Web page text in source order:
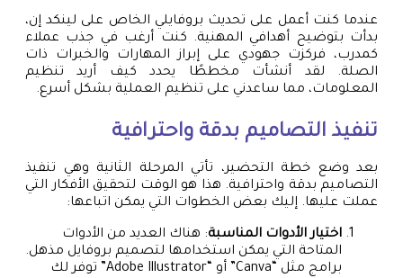
عندما كنت أعمل على تحديث بروفايلي الخاص على لينكد إن،
بدأت بتوضيح أهدافي المهنية. كنت أرغب في جذب عملاء
كمدرب، فركزت جهودي على إبراز المهارات والخبرات ذات
الصلة. لقد أنشأت مخططًا يحدد كيف أريد تنظيم
المعلومات، مما ساعدني على تنظيم العملية بشكل أسرع.
تنفيذ التصاميم بدقة واحترافية
بعد وضع خطة التحضير، تأتي المرحلة الثانية وهي تنفيذ
التصاميم بدقة واحترافية. هذا هو الوقت لتحقيق الأفكار التي
عملت عليها. إليك بعض الخطوات التي يمكن اتباعها:
اختيار الأدوات المناسبة: هناك العديد من الأدوات
المتاحة التي يمكن استخدامها لتصميم بروفايل مذهل.
برامج مثل “Canva” أو “Adobe Illustrator” توفر لك